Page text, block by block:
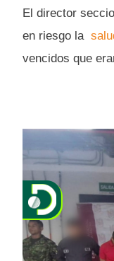
El director
en riesgo la
vencidos que